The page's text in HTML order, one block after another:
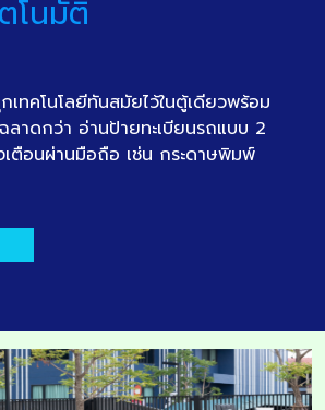
โนมัติ
เทคโนโลยีทันสมัยไว้ในตู้เดียวพร้อม
าดกว่า อ่านป้ายทะเบียนรถแบบ 2
เตือนผ่านมือถือ เช่น กระดาษพิมพ์